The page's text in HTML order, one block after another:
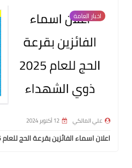
اخبار العامة
علي المالكي 12 أكتوبر 2024
اعلان اسماء الفائزين بقرعة الحج للعام 2025 ذوي الشهداء